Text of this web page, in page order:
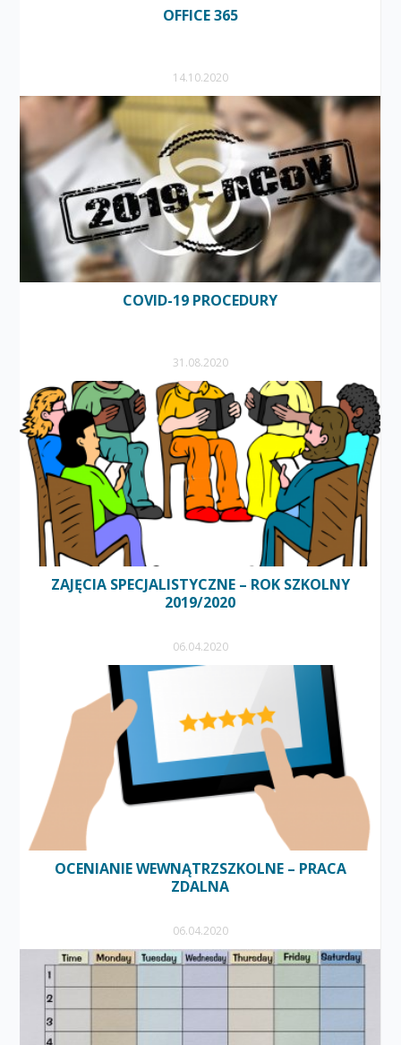
OFFICE 365
14.10.2020
COVID-19 PROCEDURY
31.08.2020
ZAJĘCIA SPECJALISTYCZNE – ROK SZKOLNY
2019/2020
06.04.2020
OCENIANIE WEWNĄTRZSZKOLNE – PRACA
ZDALNA
06.04.2020